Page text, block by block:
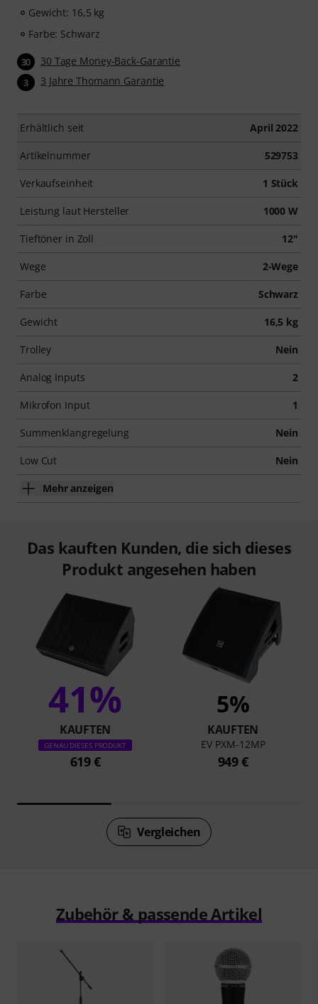
Gewicht: 16,5 kg
Farbe: Schwarz
30 30 Tage Money-Back-Garantie
3 3 Jahre Thomann Garantie
Erhältlich seit April 2022
Artikelnummer 529753
Verkaufseinheit 1 Stück
Leistung laut Hersteller 1000 W
Tieftöner in Zoll 12"
Wege 2-Wege
Farbe Schwarz
Gewicht 16,5 kg
Trolley Nein
Analog Inputs 2
Mikrofon Input 1
Summenklangregelung Nein
Low Cut Nein
Mehr anzeigen
Das kauften Kunden, die sich dieses
Produkt angesehen haben
41%
KAUFTEN
GENAU DIESES PRODUKT
619 €
5%
KAUFTEN
EV PXM-12MP
949 €
Vergleichen
Zubehör & passende Artikel